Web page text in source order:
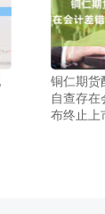
铜仁期货
自查存
布终止上